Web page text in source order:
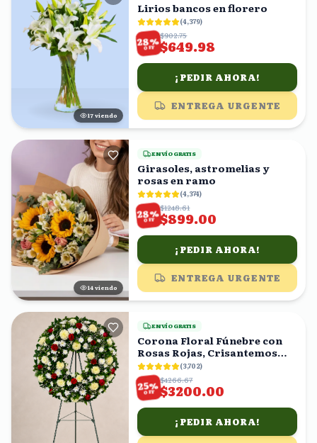
16 viendo
Lirios bancos en florero
(4,379)
28%
OFF
$902.75
$649.98
¡PEDIR AHORA!
ENTREGA URGENTE
14 viendo
ENVÍO GRATIS
Girasoles, astromelias y
rosas en ramo
(4,374)
28%
OFF
$1248.61
$899.00
¡PEDIR AHORA!
ENTREGA URGENTE
ENVÍO GRATIS
Corona Floral Fúnebre con
Rosas Rojas, Crisantemos
Blancos y Amarillos
(3,702)
25%
OFF
$4266.67
$3200.00
¡PEDIR AHORA!